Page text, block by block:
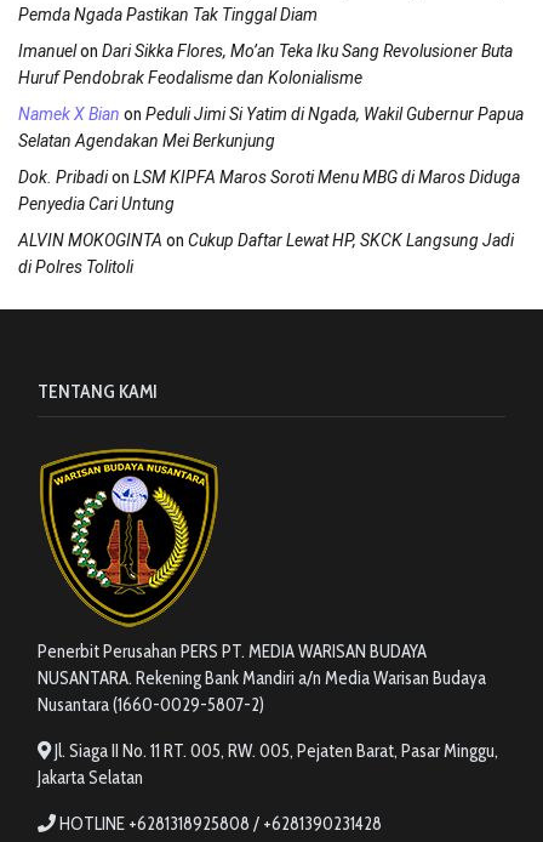
Pemda Ngada Pastikan Tak Tinggal Diam
Imanuelon Dari Sikka Flores, Mo’an Teka Iku Sang Revolusioner Buta
Huruf Pendobrak Feodalisme dan Kolonialisme
Namek X Bian on Peduli Jimi Si Yatim di Ngada, Wakil Gubernur Papua
Selatan Agendakan Mei Berkunjung
Dok. Pribadion LSM KIPFA Maros Soroti Menu MBG di Maros Diduga
Penyedia Cari Untung
ALVIN MOKOGINTA on Cukup Daftar Lewat HP, SKCK Langsung Jadi
di Polres Tolitoli
TENTANG KAMI
Penerbit Perusahan PERS PT. MEDIA WARISAN BUDAYA
NUSANTARA. Rekening Bank Mandiri a/n Media Warisan Budaya
Nusantara (1660-0029-5807-2)
Jl. Siaga II No. 11 RT. 005, RW. 005, Pejaten Barat, Pasar Minggu,
Jakarta Selatan
HOTLINE +6281318925808 / +6281390231428